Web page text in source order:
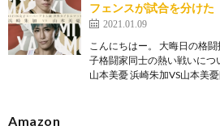
フェンスが試合を分けた
2021.01.09
こんにちはー。 大晦日の格
子格闘家同士の熱い戦いにつ
山本美憂 浜崎朱加VS山本美
Amazon